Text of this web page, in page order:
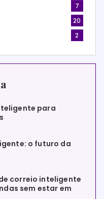
7
20
2
para
o futuro da
correio inteligente
sem estar em